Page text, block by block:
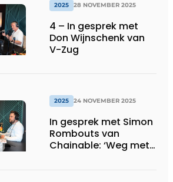
2025 28 NOVEMBER 2025
4 – In gesprek met
Don Wijnschenk van
V-Zug
2025 24 NOVEMBER 2025
In gesprek met Simon
Rombouts van
Chainable: ‘Weg met